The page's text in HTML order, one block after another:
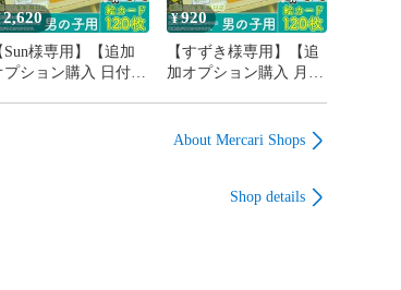
育玩具 療育グッズ
2,620
Sun様専用】【追加
プション購入 日付、
¥920
【すずき様専用】【追
加オプション購入 月曜
ーム】週間予定表 男の
100枚分 視覚支援 保育
About Mercari Shops
Shop details